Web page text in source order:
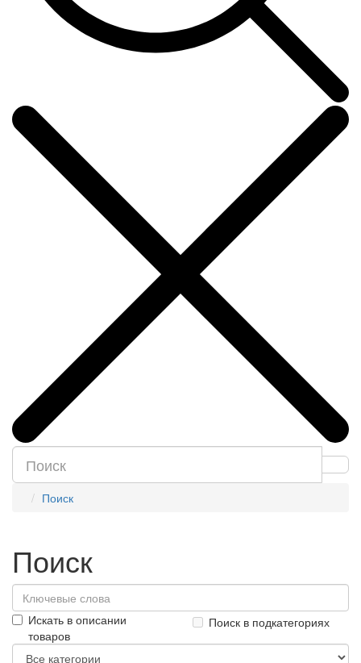
Поиск
Поиск
Искать в описании
товаров
Поиск в подкатегориях